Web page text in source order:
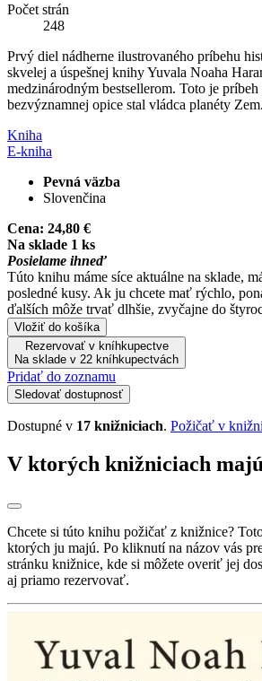
Počet strán
248
Prvý diel nádherne ilustrovaného príbehu
skvelej a úspešnej knihy Yuvala Noaha
medzinárodným bestsellerom. Toto je
bezvýznamnej opice stal vládca planéty
Kniha
E-kniha
Pevná väzba
Slovenčina
Cena: 24,80 €
Na sklade 1 ks
Posielame ihneď
Túto knihu máme síce aktuálne na sklade,
posledné kusy. Ak ju chcete mať rýchlo,
ďalších môže trvať dlhšie, zvyčajne do
Vložiť do košíka
Rezervovať v kníhkupectve
Na sklade v 22 kníhkupectvách
Pridať do zoznamu
Sledovať dostupnosť
Dostupné v 17 knižniciach. Požičať v
V ktorých knižniciach
Chcete si túto knihu požičať z knižnice?
ktorých ju majú. Po kliknutí na názov vás
stránku knižnice, kde si môžete overiť jej
aj priamo rezervovať.